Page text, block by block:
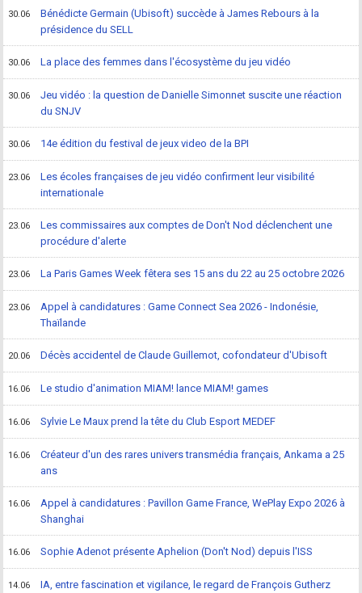
30.06
Bénédicte Germain (Ubisoft) succède à James Rebours à la
présidence du SELL
30.06 La place des femmes dans l'écosystème du jeu vidéo
30.06
Jeu vidéo : la question de Danielle Simonnet suscite une réaction
du SNJV
30.06 14e édition du festival de jeux video de la BPI
23.06
Les écoles françaises de jeu vidéo confirment leur visibilité
internationale
23.06
Les commissaires aux comptes de Don't Nod déclenchent une
procédure d'alerte
23.06 La Paris Games Week fêtera ses 15 ans du 22 au 25 octobre 2026
23.06
Appel à candidatures : Game Connect Sea 2026 - Indonésie,
Thaïlande
20.06 Décès accidentel de Claude Guillemot, cofondateur d'Ubisoft
16.06 Le studio d'animation MIAM! lance MIAM! games
16.06 Sylvie Le Maux prend la tête du Club Esport MEDEF
16.06
Créateur d'un des rares univers transmédia français, Ankama a 25
ans
16.06
Appel à candidatures : Pavillon Game France, WePlay Expo 2026 à
Shanghai
16.06 Sophie Adenot présente Aphelion (Don't Nod) depuis l'ISS
14.06 IA, entre fascination et vigilance, le regard de François Gutherz